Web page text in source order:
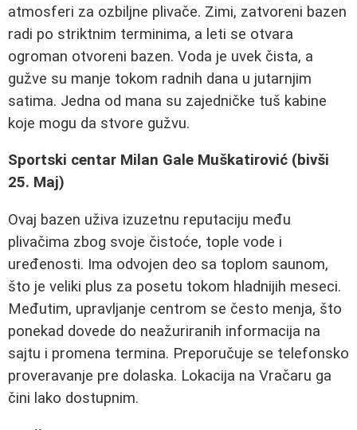
atmosferi za ozbiljne plivače. Zimi, zatvoreni bazen
radi po striktnim terminima, a leti se otvara
ogroman otvoreni bazen. Voda je uvek čista, a
gužve su manje tokom radnih dana u jutarnjim
satima. Jedna od mana su zajedničke tuš kabine
koje mogu da stvore gužvu.
Sportski centar Milan Gale Muškatirović (bivši
25. Maj)
Ovaj bazen uživa izuzetnu reputaciju među
plivačima zbog svoje čistoće, tople vode i
uređenosti. Ima odvojen deo sa toplom saunom,
što je veliki plus za posetu tokom hladnijih meseci.
Međutim, upravljanje centrom se često menja, što
ponekad dovede do neažuriranih informacija na
sajtu i promena termina. Preporučuje se telefonsko
proveravanje pre dolaska. Lokacija na Vračaru ga
čini lako dostupnim.